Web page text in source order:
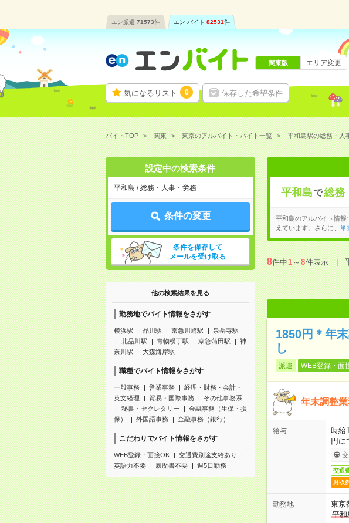
エン派遣 71573件 エン バイト 82531件
気になるリスト 0 保存した希望条件
関東版 エリア変更
バイトTOP 関東 東京のアルバイト・バイト一覧 平和島駅の総務・人
設定中の検索条件
平和島 / 総務・人事・労務
条件の変更
条件を保存して
メールを受け取る
他の検索結果を見る
勤務地でバイト情報をさがす
横浜駅 品川駅 京急川崎駅
泉岳寺駅
北品川駅
青物横丁駅 京急蒲田駅
神
奈川駅
大森海岸駅
職種でバイト情報をさがす
一般事務 営業事務
経理・財務・会計・
英文経理
貿易・国際事務
その他事務系
秘書・セクレタリー
金融事務（生保・損
保）
外国語事務 金融事務（銀行）
こだわりでバイト情報をさがす
WEB登録・面接OK
交通費別途支給あり
英語力不要
履歴書不要 週5日勤務
平和島で総務
平和島のアルバイト情報
えています。さらに、
単
8件中1～8件表示
1850円＊年
し
派遣 WEB登録・面
年末調整
給与
時給
円に
交通
月収例
勤務地
東京
平和